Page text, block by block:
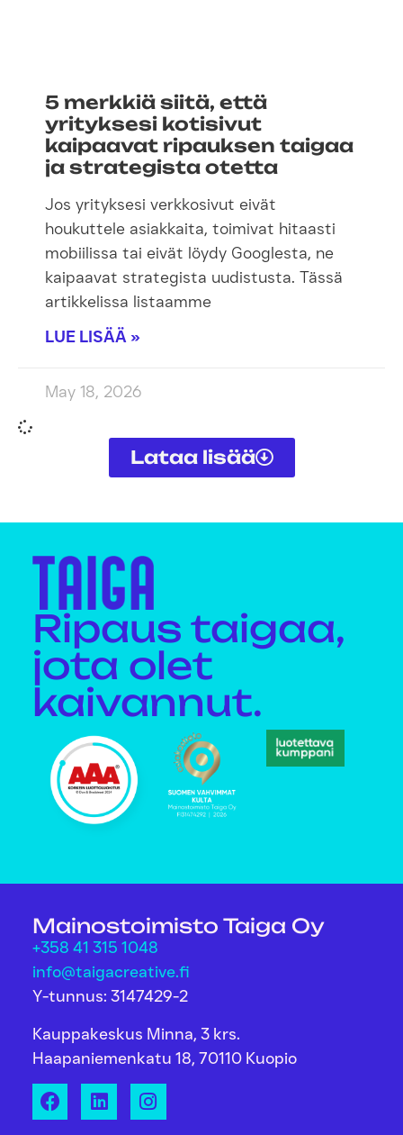
5 merkkiä siitä, että
yrityksesi kotisivut
kaipaavat ripauksen taigaa
ja strategista otetta
Jos yrityksesi verkkosivut eivät
houkuttele asiakkaita, toimivat hitaasti
mobiilissa tai eivät löydy Googlesta, ne
kaipaavat strategista uudistusta. Tässä
artikkelissa listaamme
LUE LISÄÄ »
May 18, 2026
Lataa lisää
Ripaus taigaa,
jota olet
kaivannut.
Mainostoimisto Taiga Oy
+358 41 315 1048
info@taigacreative.fi
Y-tunnus: 3147429-2
Kauppakeskus Minna, 3 krs.
Haapaniemenkatu 18, 70110 Kuopio